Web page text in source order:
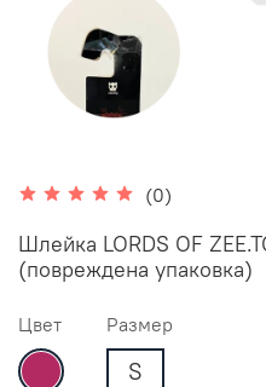
(0)
Шлейка LORDS OF
(повреждена упаковка)
Цвет Размер
S